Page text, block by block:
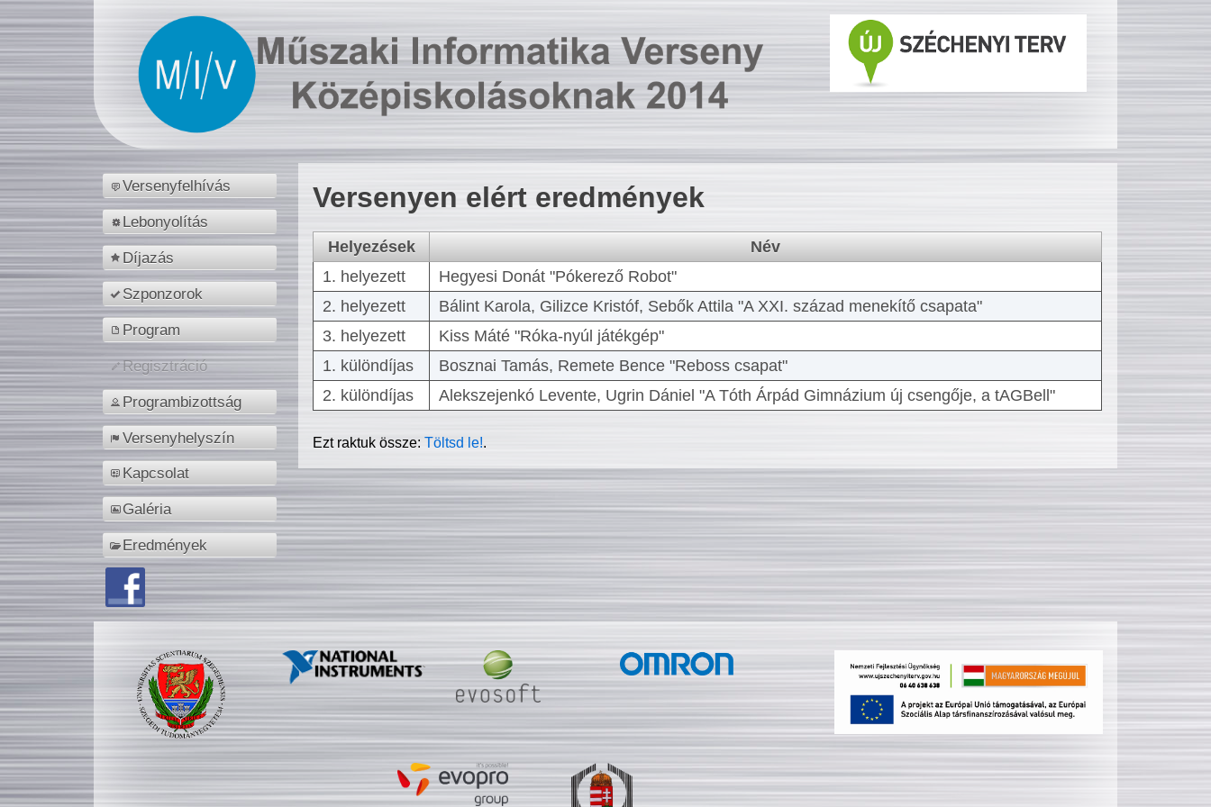
Versenyfelhívás
Lebonyolítás
Díjazás
Szponzorok
Program
Regisztráció
Programbizottság
Versenyhelyszín
Kapcsolat
Galéria
Eredmények
Versenyen elért eredmények
Helyezések
Név
1. helyezett
Hegyesi Donát "Pókerező Robot"
2. helyezett
Bálint Karola, Gilizce Kristóf, Sebők Attila "A XXI. század menekítő csapata"
3. helyezett
Kiss Máté "Róka-nyúl játékgép"
1. különdíjas
Bosznai Tamás, Remete Bence "Reboss csapat"
2. különdíjas
Alekszejenkó Levente, Ugrin Dániel "A Tóth Árpád Gimnázium új csengője, a tAGBell"
Ezt raktuk össze:Töltsd le!.